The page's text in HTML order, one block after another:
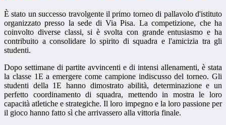
È stato un successo travolgente il primo torneo di pallavolo d'istituto
organizzato presso la sede di Via Pisa. La competizione, che ha
coinvolto diverse classi, si è svolta con grande entusiasmo e ha
contribuito a consolidare lo spirito di squadra e l'amicizia tra gli
studenti.
Dopo settimane di partite avvincenti e di intensi allenamenti, è stata
la classe 1E a emergere come campione indiscusso del torneo. Gli
studenti della 1E hanno dimostrato abilità, determinazione e un
perfetto coordinamento di squadra, mettendo in mostra le loro
capacità atletiche e strategiche. Il loro impegno e la loro passione per
il gioco hanno fatto sì che arrivassero alla vittoria finale.